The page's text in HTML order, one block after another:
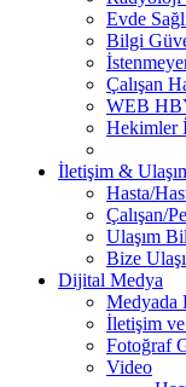
Evde
Bilgi
Çalışan
WEB
Hekimler
İletişim &
Hasta/
Çalışan/
Ulaşım
Bize
Dijital Medya
Medyada
İletişim ve
Fotoğraf
Video